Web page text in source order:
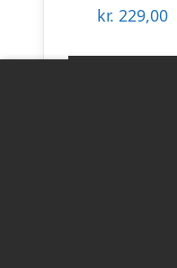
kr. 229,00